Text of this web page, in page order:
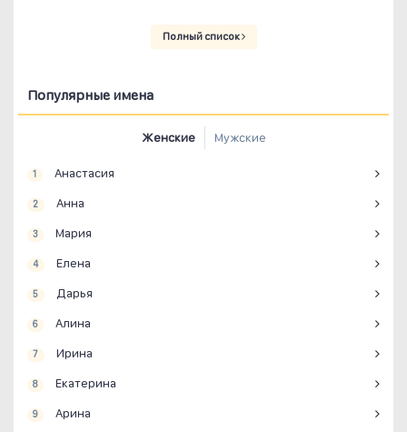
Полный список
Популярные имена
Женские Мужские
1 Анастасия
2 Анна
3 Мария
4 Елена
5 Дарья
6 Алина
7 Ирина
8 Екатерина
9 Арина